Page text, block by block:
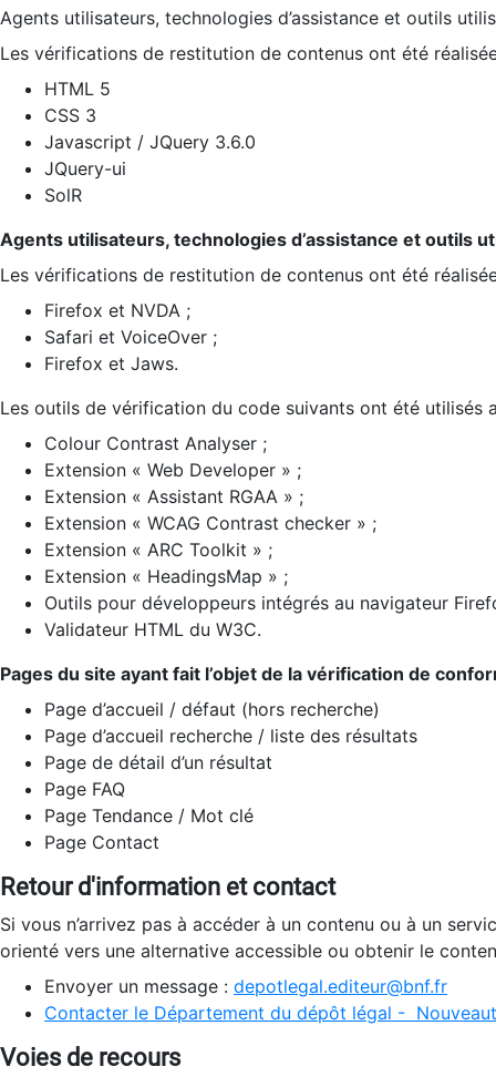
Agents utilisateurs, technologies d’assistance et outils
Les vérifications de restitution de contenus ont été
HTML 5
CSS 3
Javascript / JQuery 3.6.0
JQuery-ui
SolR
Agents utilisateurs, technologies d’assistance et outils
Les vérifications de restitution de contenus ont été
Firefox et NVDA ;
Safari et VoiceOver ;
Firefox et Jaws.
Les outils de vérification du code suivants ont été utilisés
Colour Contrast Analyser ;
Extension « Web Developer » ;
Extension « Assistant RGAA » ;
Extension « WCAG Contrast checker » ;
Extension « ARC Toolkit » ;
Extension « HeadingsMap » ;
Outils pour développeurs intégrés au navigateur
Validateur HTML du W3C.
Pages du site ayant fait l’objet de la vérification de
Page d’accueil / défaut (hors recherche)
Page d’accueil recherche / liste des résultats
Page de détail d’un résultat
Page FAQ
Page Tendance / Mot clé
Page Contact
Retour d'information et contact
Si vous n’arrivez pas à accéder à un contenu ou à un
orienté vers une alternative accessible ou obtenir le
Envoyer un message : depotlegal.editeur@bnf.fr
Contacter le Département du dépôt légal -
Voies de recours